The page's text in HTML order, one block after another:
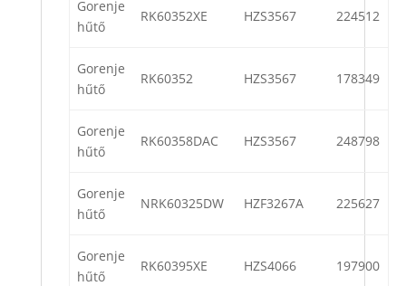
Gorenje
hűtő
RK60352XE HZS3567 224512
Gorenje
hűtő
RK60352 HZS3567 178349
Gorenje
hűtő
RK60358DAC HZS3567 248798
Gorenje
hűtő
NRK60325DW HZF3267A 225627
Gorenje
hűtő
RK60395XE HZS4066 197900